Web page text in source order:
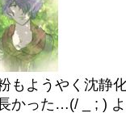
もようやく沈静
かった…(/ _ ; )